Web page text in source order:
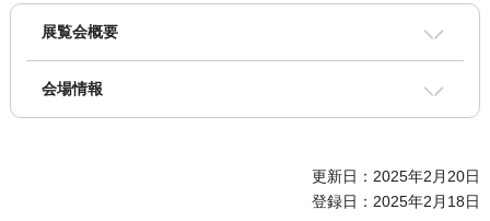
展覧会概要
会場情報
更新日：2025年2月20日
登録日：2025年2月18日